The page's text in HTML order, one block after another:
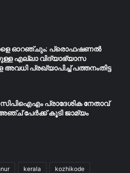
ഓറഞ്ചും; പ്രൊഫഷണൽ
എല്ലാ വിദ്യാഭ്യാസ
പ്രഖ്യാപിച്ച് പത്തനംതിട്ട
പ്രാദേശിക നേതാവ്
പേർക്ക് കൂടി ജാമ്യം
kerala kozhikode